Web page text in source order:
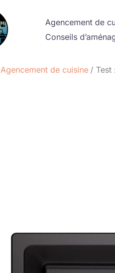
Agencement de
Conseils
Agencement de cuisine